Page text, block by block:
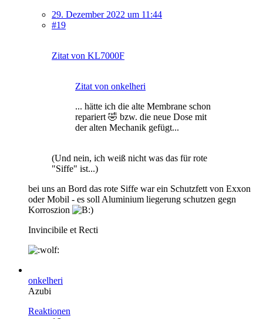
29. Dezember 2022 um 11:44
#19
Zitat von KL7000F
Zitat von onkelheri
... hätte ich die alte Membrane schon
repariert 🤣 bzw. die neue Dose mit
der alten Mechanik gefügt...
(Und nein, ich weiß nicht was das für rote
"Siffe" ist...)
bei uns an Bord das rote Siffe war ein Schutzfett von Exxon
oder Mobil - es soll Aluminium liegerung schutzen gegn
Korroszion
Invincibile et Recti
onkelheri
Azubi
Reaktionen